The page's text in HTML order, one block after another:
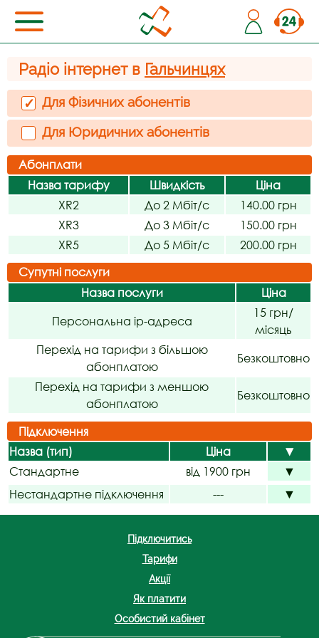
Радіо інтернет в Гальчинцях
✓ Для Фізичних абонентів
Для Юридичних абонентів
Абонплати
Назва тарифу
Швидкість
Ціна
XR2
До 2 Мбіт/с
140.00 грн
XR3
До 3 Мбіт/с
150.00 грн
XR5
До 5 Мбіт/с
200.00 грн
Супутні послуги
Назва послуги
Ціна
Персональна ip-адреса
15 грн/
місяць
Перехід на тарифи з більшою
абонплатою
Безкоштовно
Перехід на тарифи з меншою
абонплатою
Безкоштовно
Підключення
Назва (тип)
Ціна ▼
Стандартне від 1900 грн ▼
Нестандартне підключення --- ▼
Підключитись
Тарифи
Акції
Як платити
Особистий кабінет